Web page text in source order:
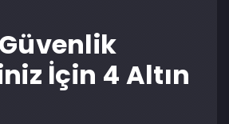
İçin 4 Altın